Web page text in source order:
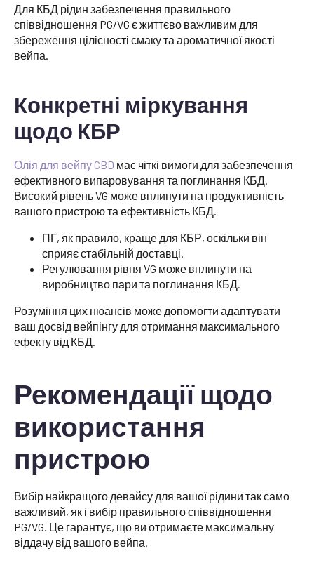
Для КБД рідин забезпечення правильного
співвідношення PG/VG є життєво важливим для
збереження цілісності смаку та ароматичної якості
вейпа.
Конкретні міркування
щодо КБР
Олія для вейпу CBD має чіткі вимоги для забезпечення
ефективного випаровування та поглинання КБД.
Високий рівень VG може вплинути на продуктивність
вашого пристрою та ефективність КБД.
ПГ, як правило, краще для КБР, оскільки він
сприяє стабільній доставці.
Регулювання рівня VG може вплинути на
виробництво пари та поглинання КБД.
Розуміння цих нюансів може допомогти адаптувати
ваш досвід вейпінгу для отримання максимального
ефекту від КБД.
Рекомендації щодо
використання
пристрою
Вибір найкращого девайсу для вашої рідини так само
важливий, як і вибір правильного співвідношення
PG/VG. Це гарантує, що ви отримаєте максимальну
віддачу від вашого вейпа.